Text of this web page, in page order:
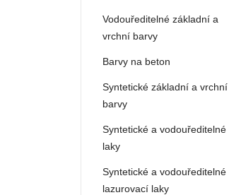
Vodouředitelné základní a
vrchní barvy
Barvy na beton
Syntetické základní a vrchní
barvy
Syntetické a vodouředitelné
laky
Syntetické a vodouředitelné
lazurovací laky